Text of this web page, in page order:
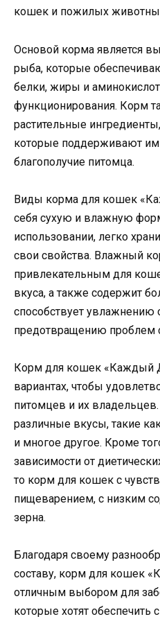
кошек и пожилых
Основой корма является
рыба, которые
белки, жиры и
функционирования. Корм
растительные
которые поддерживают
благополучие питомца.
Виды корма для кошек
себя сухую и влажную
использовании, легко
свои свойства. Влажный
привлекательным для
вкуса, а также содержит
способствует увлажнению
предотвращению проблем
Корм для кошек «Каждый
вариантах, чтобы
питомцев и их владельцев.
различные вкусы, такие
и многое другое. Кроме
зависимости от
то корм для кошек с
пищеварением, с низким
зерна.
Благодаря своему
составу, корм для кошек
отличным выбором для
которые хотят обеспечить